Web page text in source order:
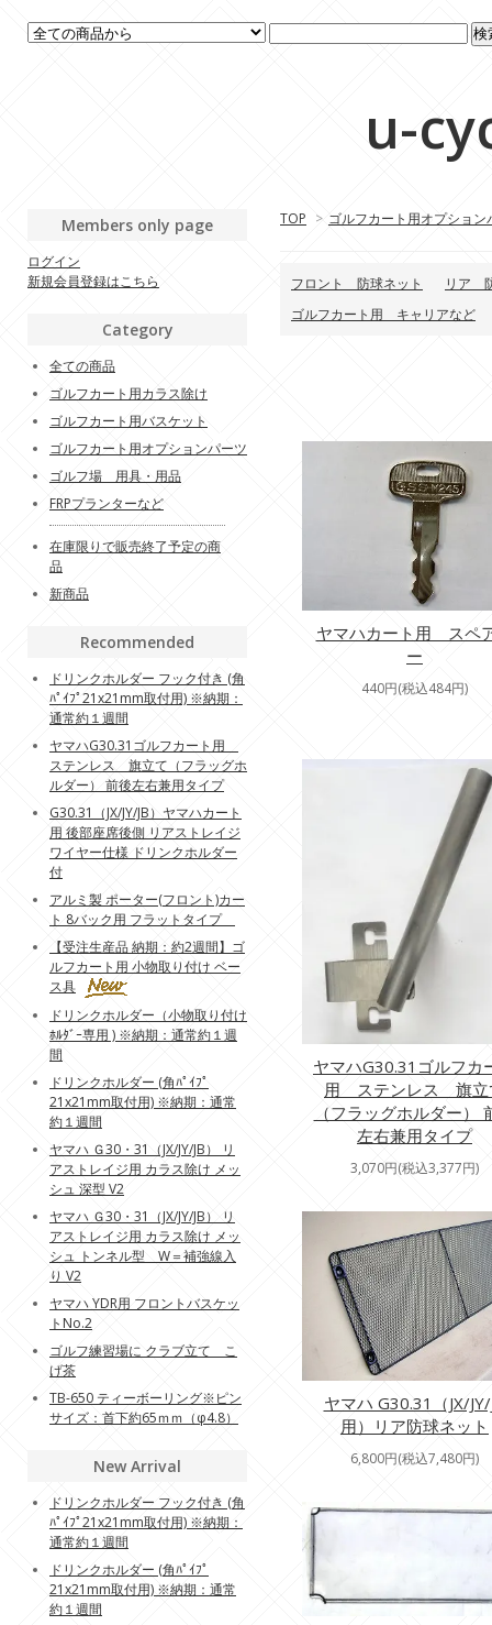
u-
TOP > ゴルフカート用オプション
フロント 防球ネット
リア
ゴルフカート用 キャリアなど
ヤマハカート用 スペ
ー
440円(税込484円)
ヤマハG30.31ゴルフカ
用 ステンレス 旗立
（フラッグホルダー）
左右兼用タイプ
3,070円(税込3,377円)
ヤマハ G30.31（JX/JY/
用）リア防球ネット
6,800円(税込7,480円)
Members only page
ログイン
新規会員登録はこちら
Category
全ての商品
ゴルフカート用カラス除け
ゴルフカート用バスケット
ゴルフカート用オプションパーツ
ゴルフ場 用具・用品
FRPプランターなど
在庫限りで販売終了予定の商
品
新商品
Recommended
ドリンクホルダー フック付き (角
ﾊﾟｲﾌﾟ21x21mm取付用) ※納期：
通常約１週間
ヤマハG30.31ゴルフカート用
ステンレス 旗立て（フラッグホ
ルダー） 前後左右兼用タイプ
G30.31（JX/JY/JB）ヤマハカート
用 後部座席後側 リアストレイジ
ワイヤー仕様 ドリンクホルダー
付
アルミ製 ポーター(フロント)カー
ト 8バック用 フラットタイプ
【受注生産品 納期：約2週間】ゴ
ルフカート用 小物取り付け ベー
ス具
ドリンクホルダー（小物取り付け
ﾎﾙﾀﾞｰ専用 ) ※納期：通常約１週
間
ドリンクホルダー (角ﾊﾟｲﾌﾟ
21x21mm取付用) ※納期：通常
約１週間
ヤマハ Ｇ30・31（JX/JY/JB） リ
アストレイジ用 カラス除け メッ
シュ 深型 V2
ヤマハ Ｇ30・31（JX/JY/JB） リ
アストレイジ用 カラス除け メッ
シュ トンネル型 W＝補強線入
り V2
ヤマハ YDR用 フロントバスケッ
トNo.2
ゴルフ練習場に クラブ立て こ
げ茶
TB-650 ティーボーリング※ピン
サイズ：首下約65ｍｍ（φ4.8）
New Arrival
ドリンクホルダー フック付き (角
ﾊﾟｲﾌﾟ21x21mm取付用) ※納期：
通常約１週間
ドリンクホルダー (角ﾊﾟｲﾌﾟ
21x21mm取付用) ※納期：通常
約１週間